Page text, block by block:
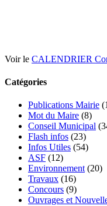
Voir le CALENDRIER
Catégories
Publications Mairie
Mot du Maire (8)
Conseil Municipal
Flash infos (23)
Infos Utiles (54)
ASF (12)
Environnement (20)
Travaux (16)
Concours (9)
Ouvrages et